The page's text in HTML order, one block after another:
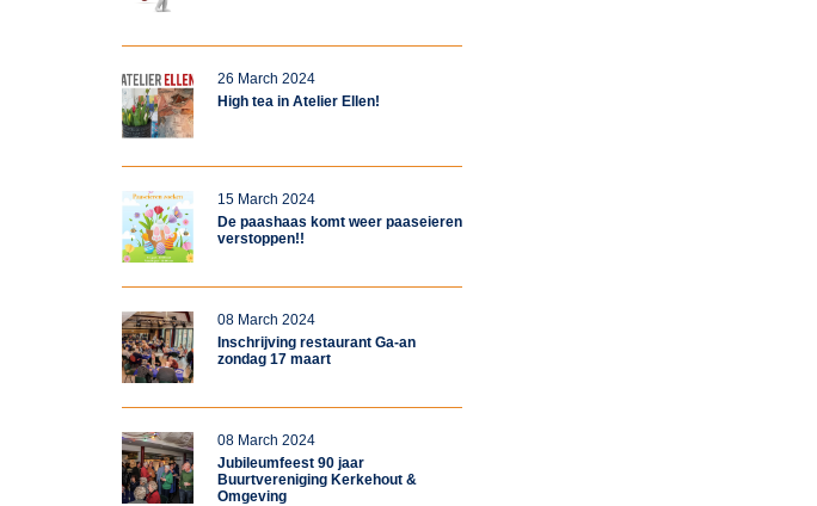
26 March 2024
High tea in Atelier Ellen!
15 March 2024
De paashaas komt weer paaseieren
verstoppen!!
08 March 2024
Inschrijving restaurant Ga-an
zondag 17 maart
08 March 2024
Jubileumfeest 90 jaar
Buurtvereniging Kerkehout &
Omgeving